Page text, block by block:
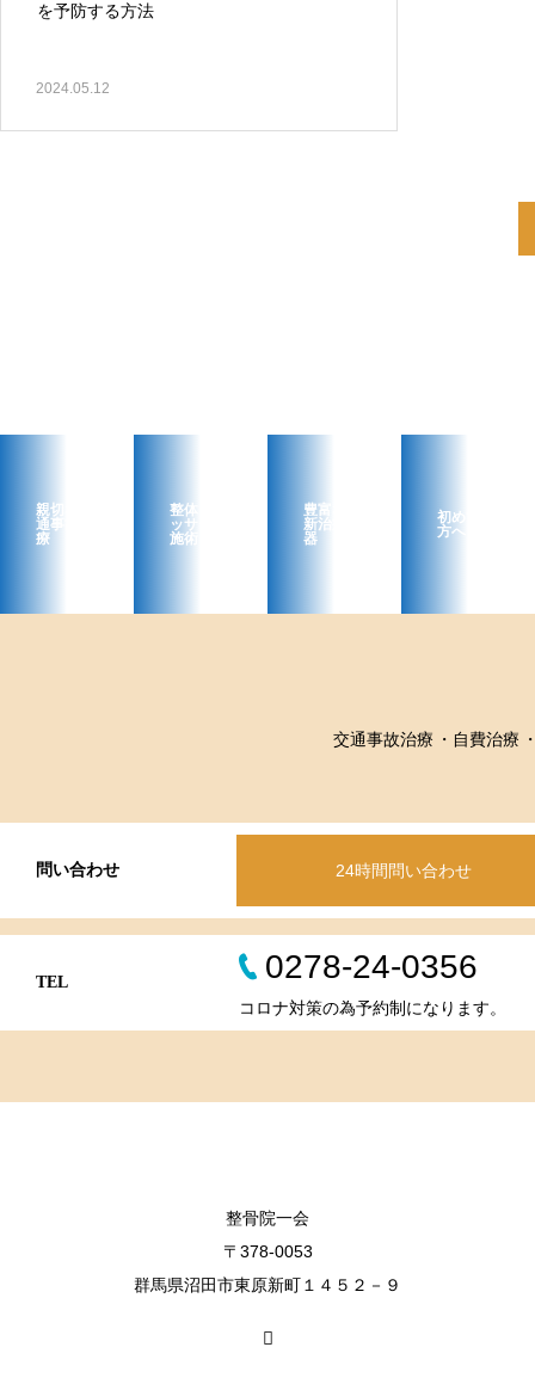
を予防する方法
2024.05.12
親切な交
通事故治
療
整体・マ
ッサージ
施術
豊富な最
新治療機
器
初めての
方へ
交通事故治療 自費治療
問い合わせ 24時間問い合わせ
TEL 0278-24-0356
コロナ対策の為予約制になります。
整骨院一会
〒378-0053
群馬県沼田市東原新町１４５２－９